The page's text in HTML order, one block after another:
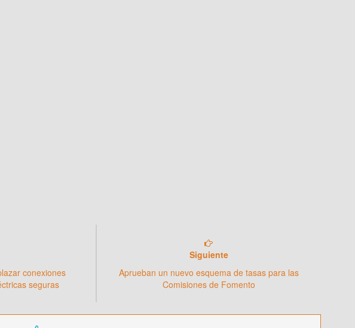
conexiones
seguras
Siguiente
Aprueban un nuevo esquema de tasas para las
Comisiones de Fomento